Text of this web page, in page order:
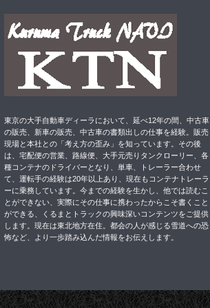
東京の大手自動車ディーラにおいて、延べ12年の間、中古車
の販売、新車の販売、中古車の書類出しの仕事を経験。販売
現場と本社との「考え方の歪み」を知っています。その後
は、宅配便の営業、路線便、大手元売りタンクローリー、各
種コンテナのドライバーとなり、単車、トレーラー合わせ
て、運転手の経験は20年以上あり、現在もコンテナトレーラ
ーに乗務しています。今までの経験を生かし、他では読むこ
とができない、実際にその仕事に携わったからこそ書くこと
ができる、くるまとトラックの興味深いコンテンツをご提供
します。現在は東北地方在住。都会の人が感じる雪道への恐
怖など、より一歩踏み込んだ情報をお伝えします。